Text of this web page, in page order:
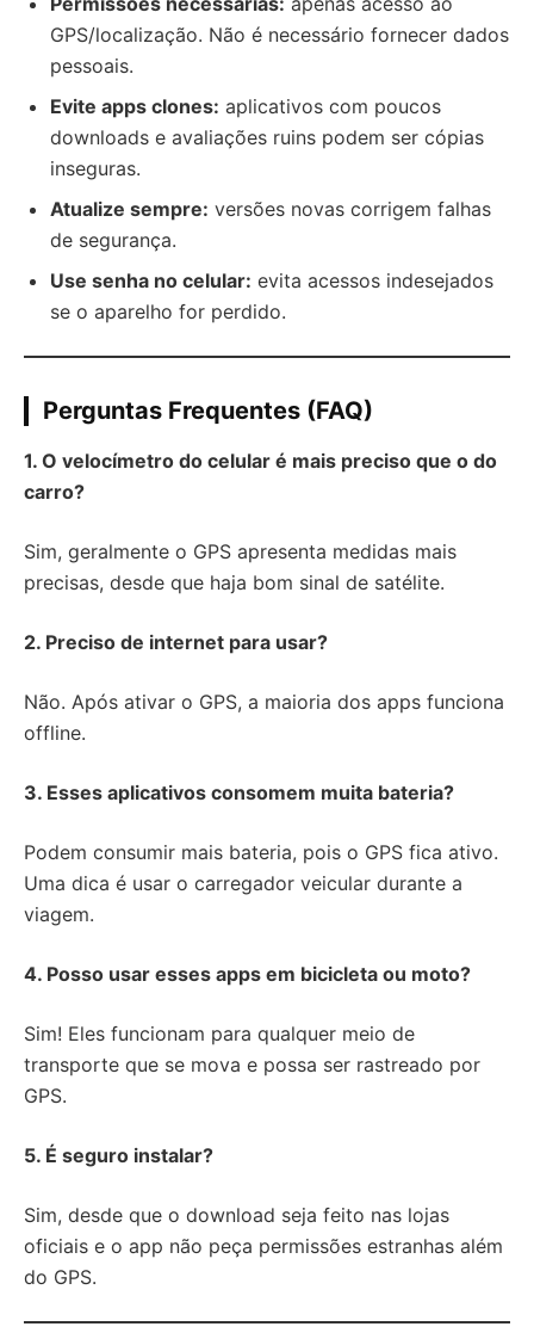
GPS/localização. Não é necessário fornecer dados
pessoais.
Evite apps clones: aplicativos com poucos
downloads e avaliações ruins podem ser cópias
inseguras.
Atualize sempre: versões novas corrigem falhas
de segurança.
Use senha no celular: evita acessos indesejados
se o aparelho for perdido.
Perguntas Frequentes (FAQ)
1. O velocímetro do celular é mais preciso que o do
carro?
Sim, geralmente o GPS apresenta medidas mais
precisas, desde que haja bom sinal de satélite.
2. Preciso de internet para usar?
Não. Após ativar o GPS, a maioria dos apps funciona
offline.
3. Esses aplicativos consomem muita bateria?
Podem consumir mais bateria, pois o GPS fica ativo.
Uma dica é usar o carregador veicular durante a
viagem.
4. Posso usar esses apps em bicicleta ou moto?
Sim! Eles funcionam para qualquer meio de
transporte que se mova e possa ser rastreado por
GPS.
5. É seguro instalar?
Sim, desde que o download seja feito nas lojas
oficiais e o app não peça permissões estranhas além
do GPS.